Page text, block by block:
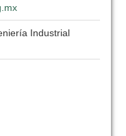
Industrial